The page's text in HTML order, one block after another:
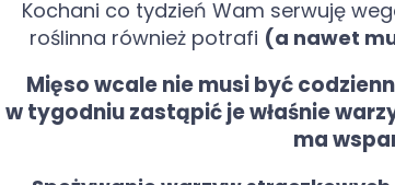
Kochani co tydzień Wam serwuję
roślinna również potrafi (a nawet
Mięso wcale nie musi być
w tygodniu zastąpić je właśnie
ma